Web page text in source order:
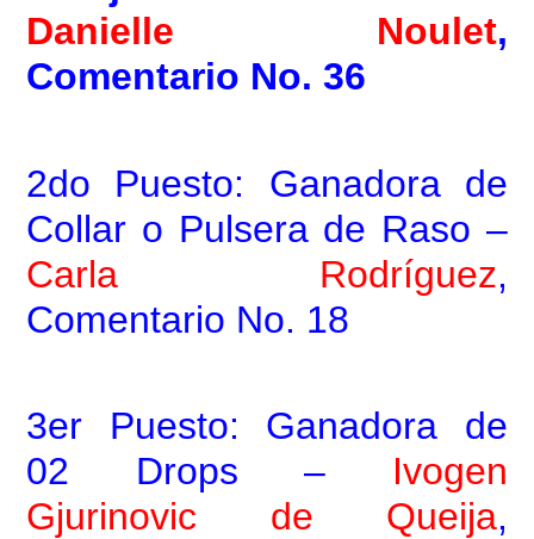
Danielle Noulet,
Comentario No. 36
2do Puesto: Ganadora de
Collar o Pulsera de Raso –
Carla Rodríguez,
Comentario No. 18
3er Puesto: Ganadora de
02 Drops – Ivogen
Gjurinovic de Queija,